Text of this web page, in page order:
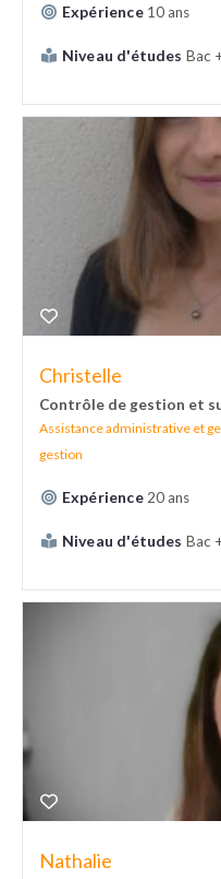
Expérience 10 ans
Niveau d'études Bac
Christelle
Contrôle de gestion et
Assistance administrative et
gestion
Expérience 20 ans
Niveau d'études Bac
Nathalie